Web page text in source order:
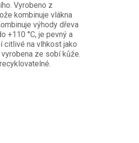
Vyrobeno z
kombinuje vlákna
výhody dřeva
+110 °C, je pevný a
citlivé na vlhkost jako
ze sobí kůže.